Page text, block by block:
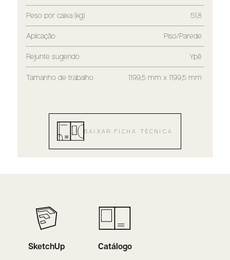
Peso por caixa (kg) 51,8
Aplicação Piso/Parede
Rejunte sugerido Ypê
Tamanho de trabalho 1199,5 mm x 1199,5 mm
BAIXAR FICHA TÉCNICA
SketchUp Catálogo